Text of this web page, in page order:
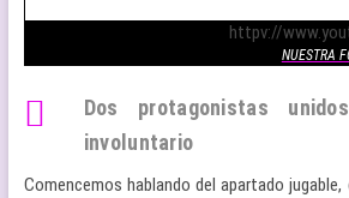
httpv://
NUESTRA
Dos protagonistas
involuntario
Comencemos hablando del apartado